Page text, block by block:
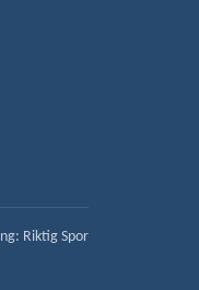
Riktig Spor